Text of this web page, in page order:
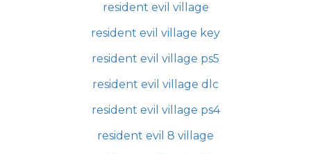
resident evil village
resident evil village key
resident evil village ps5
resident evil village dlc
resident evil village ps4
resident evil 8 village